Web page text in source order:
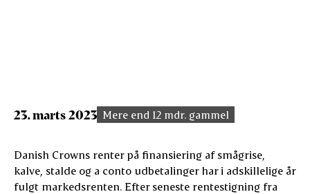
23. marts 2023 Mere end 12 mdr. gammel
Danish Crowns renter på finansiering af smågrise,
kalve, stalde og a conto udbetalinger har i adskillelige år
fulgt markedsrenten. Efter seneste rentestigning fra